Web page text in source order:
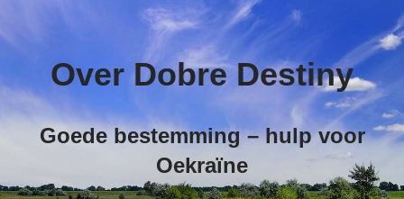
Over Dobre Destiny
Goede bestemming – hulp voor
Oekraïne